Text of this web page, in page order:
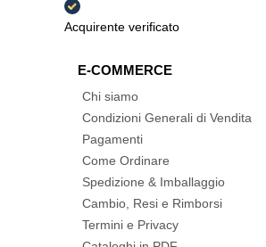
Acquirente verificato
E-COMMERCE
Chi siamo
Condizioni Generali di Vendita
Pagamenti
Come Ordinare
Spedizione & Imballaggio
Cambio, Resi e Rimborsi
Termini e Privacy